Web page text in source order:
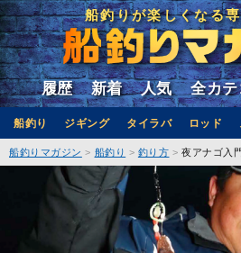
船釣りが楽しくなる
履歴 新着 人気 全カ
船釣り ジギング タイラバ ロッド
船釣りマガジン 船釣り 釣り方 夜アナゴ入